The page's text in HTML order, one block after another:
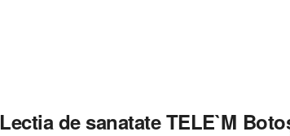
Lectia de sanatate TELE`M